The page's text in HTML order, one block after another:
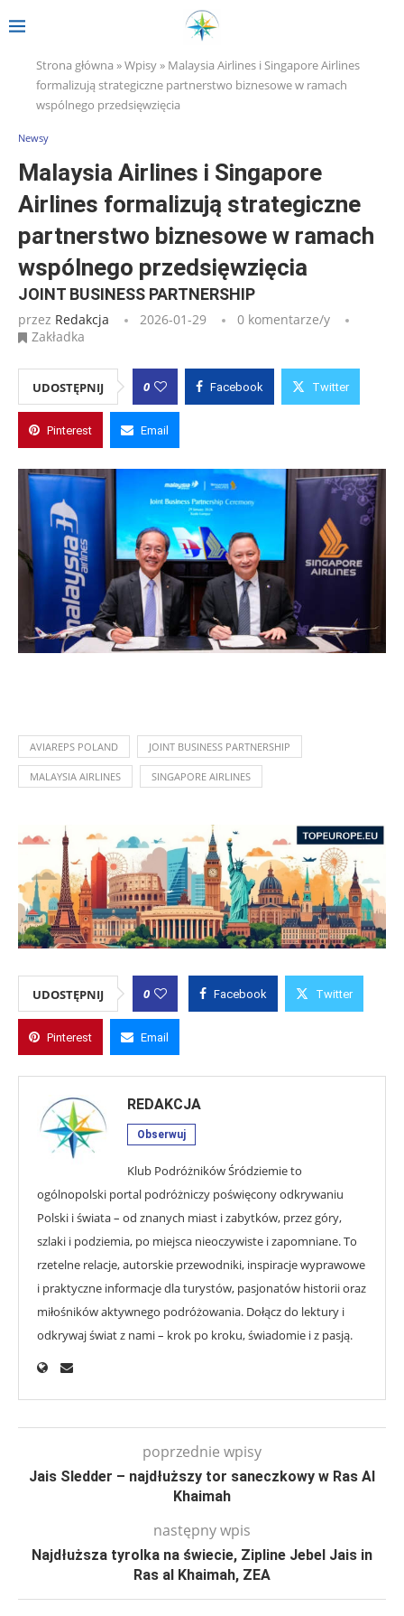
Strona główna »Wpisy» Malaysia Airlines i Singapore Airlines
formalizują strategiczne partnerstwo biznesowe w ramach
wspólnego przedsięwzięcia
Newsy
Malaysia Airlines i Singapore
Airlines formalizują strategiczne
partnerstwo biznesowe w ramach
wspólnego przedsięwzięcia
JOINT BUSINESS PARTNERSHIP
przez Redakcja 2026-01-29
0 komentarze/y
Zakładka
UDOSTĘPNIJ 0 Facebook Twitter
Pinterest Email
AVIAREPS POLAND JOINT BUSINESS PARTNERSHIP
MALAYSIA AIRLINES SINGAPORE AIRLINES
UDOSTĘPNIJ 0 Facebook Twitter
Pinterest Email
REDAKCJA
Obserwuj
Klub Podróżników Śródziemie to
ogólnopolski portal podróżniczy poświęcony odkrywaniu
Polski i świata – od znanych miast i zabytków, przez góry,
szlaki i podziemia, po miejsca nieoczywiste i zapomniane. To
rzetelne relacje, autorskie przewodniki, inspiracje wyprawowe
i praktyczne informacje dla turystów, pasjonatów historii oraz
miłośników aktywnego podróżowania. Dołącz do lektury i
odkrywaj świat z nami – krok po kroku, świadomie i z pasją.
poprzednie wpisy
Jais Sledder – najdłuższy tor saneczkowy w Ras Al
Khaimah
następny wpis
Najdłuższa tyrolka na świecie, Zipline Jebel Jais in
Ras al Khaimah, ZEA